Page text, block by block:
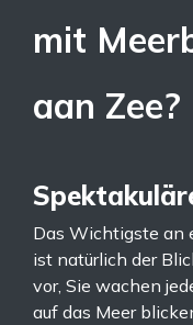
mit
aan Zee?
Das Wichtigste an
ist natürlich der
vor, Sie wachen
auf das Meer